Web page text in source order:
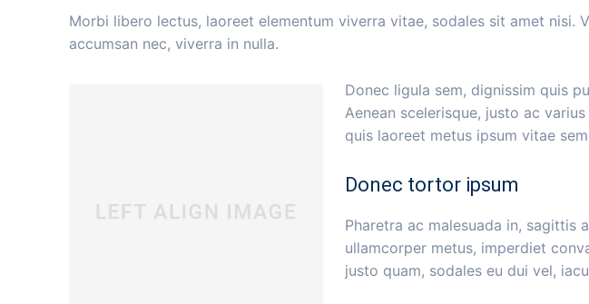
Morbi libero lectus, laoreet elementum viverra vitae, sodales sit amet nisi.
accumsan nec, viverra in nulla.
Donec ligula sem, dignissim quis
Aenean scelerisque, justo ac
quis laoreet metus ipsum vitae
Donec tortor ipsum
Pharetra ac malesuada in, sagittis
ullamcorper metus, imperdiet
justo quam, sodales eu dui vel,